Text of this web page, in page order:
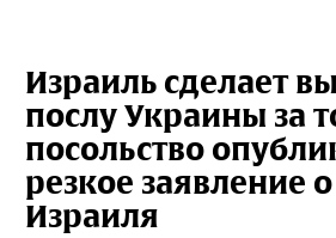
Израиль сделает
послу Украины за
посольство
резкое заявление
Израиля